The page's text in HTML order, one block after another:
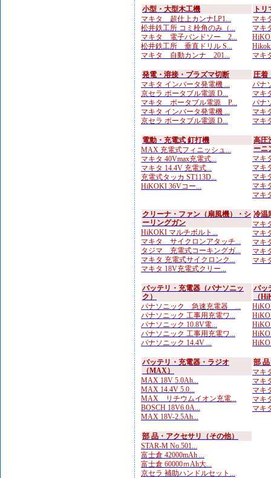
小型・大型木工機
マキタ 超仕上カンナLP1...
松井鉄工所 コミ栓角のみ（...
マキタ 電子バンドソー 2...
松井鉄工所 垂直ドリル S...
マキタ 自動カンナ 201...
ト
マキ
マキ
マキ
発電・溶接・プラズマ切断
マキタ インバータ発電機 ...
京セラ ポータブル電源 D...
マキタ ポータブル電源 P...
マキタ インバータ発電機 ...
京セラ ポータブル電源 D...
圧着
パナ
マキ
パナ
マキ
マキ
電動・充電式 釘打機
MAX 充電式フィニッシュ...
マキタ 40Vmax充電式...
マキタ 14.4V 充電式...
充電式タッカ ST113D...
HiKOKI 36Vコー...
高圧
ーニ
マキ
マキ
マキ
マキ
マキ
クリーナ・ファン（扇風機）・シ
ーリングガン
HiKOKI マルチボルト...
マキタ サイクロンアタッチ...
タジマ 充電式コーキングガ...
マキタ 充電式サイクロンク...
マキタ 18V充電式クリー...
冷温
マキ
マキ
マキ
マキ
マキ
バッテリ・充電器（パナソニッ
ク）
パナソニック 急速充電器 ...
パナソニック 工事用充電ワ...
パナソニック 10.8V電...
パナソニック 工事用充電ワ...
パナソニック 14.4V ...
バッ
（
バッテリ・充電器・ラジオ
（MAX）
MAX 18V 5.0Ah...
MAX 14.4V 5.0...
MAX リチウムイオン充電...
BOSCH 18V6.0A...
MAX 18V-2.5Ah...
部
マキ
マキ
マキ
マキ
マキ
部 品・アクセサリ（その他）
STAR-M No.501...
富士倉 42000mAh ...
富士倉 60000ｍAh大...
京セラ 補助ハンドルセット...